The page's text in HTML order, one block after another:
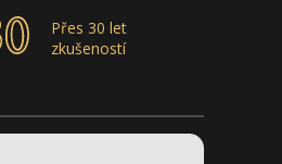
Přes 30 let
zkušeností